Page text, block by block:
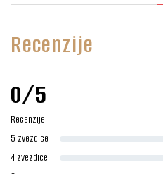
Recenzije
0/5
Recenzije
5 zvezdice
4 zvezdice